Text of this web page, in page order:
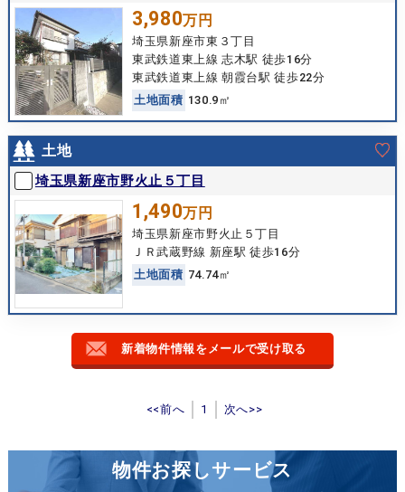
3,980万円
埼玉県新座市東３丁目
東武鉄道東上線 志木駅 徒歩16分
東武鉄道東上線 朝霞台駅 徒歩22分
土地面積 130.9㎡
土地
埼玉県新座市野火止５丁目
1,490万円
埼玉県新座市野火止５丁目
ＪＲ武蔵野線 新座駅 徒歩16分
土地面積 74.74㎡
新着物件情報をメールで受け取る
<<前へ 1 次へ>>
物件お探しサービス